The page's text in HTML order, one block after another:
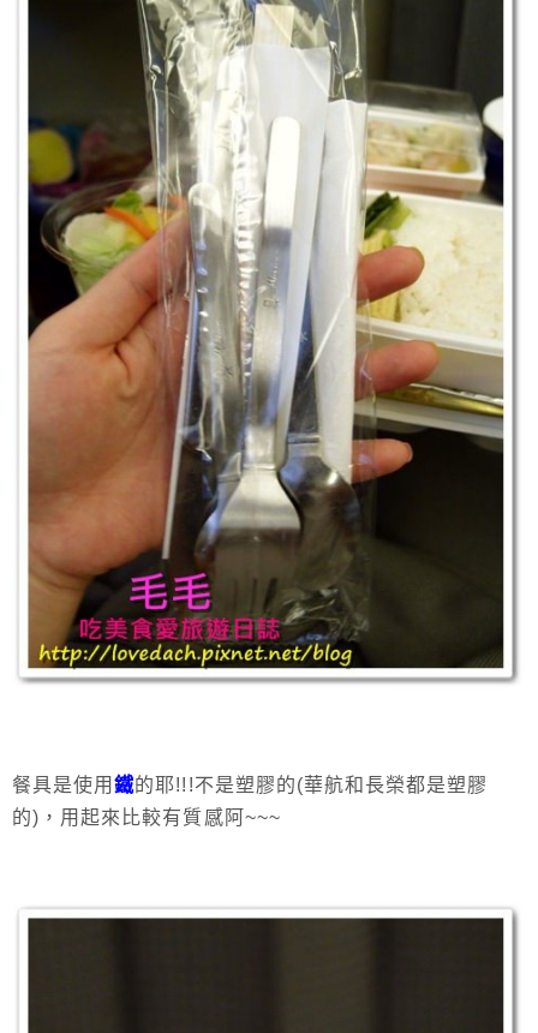
餐具是使用鐵的耶!!!不是塑膠的(華航和長榮都是塑膠
的)，用起來比較有質感阿~~~